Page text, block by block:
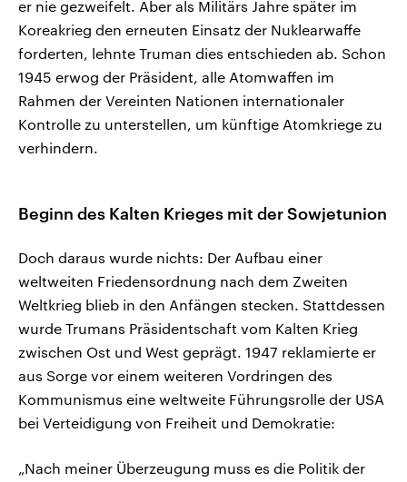
er nie gezweifelt. Aber als Militärs Jahre später im
Koreakrieg den erneuten Einsatz der Nuklearwaffe
forderten, lehnte Truman dies entschieden ab. Schon
1945 erwog der Präsident, alle Atomwaffen im
Rahmen der Vereinten Nationen internationaler
Kontrolle zu unterstellen, um künftige Atomkriege zu
verhindern.
Beginn des Kalten Krieges mit der Sowjetunion
Doch daraus wurde nichts: Der Aufbau einer
weltweiten Friedensordnung nach dem Zweiten
Weltkrieg blieb in den Anfängen stecken. Stattdessen
wurde Trumans Präsidentschaft vom Kalten Krieg
zwischen Ost und West geprägt. 1947 reklamierte er
aus Sorge vor einem weiteren Vordringen des
Kommunismus eine weltweite Führungsrolle der USA
bei Verteidigung von Freiheit und Demokratie:
„Nach meiner Überzeugung muss es die Politik der